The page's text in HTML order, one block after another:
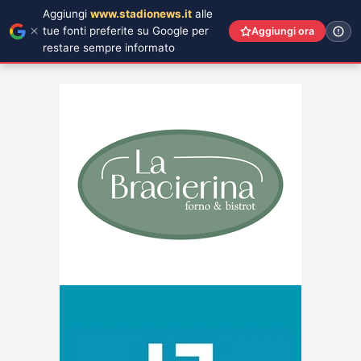
Aggiungi www.stadionews.it alle
tue fonti preferite su Google per
restare sempre informato
Aggiungi ora